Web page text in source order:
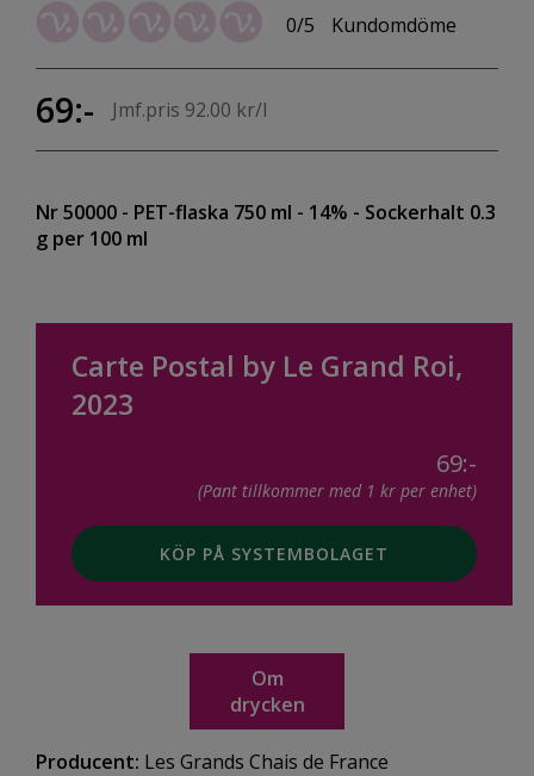
0/5 Kundomdöme
69:- Jmf.pris 92.00 kr/l
Nr 50000 - PET-flaska 750 ml - 14% - Sockerhalt 0.3
g per 100 ml
Carte Postal by Le Grand Roi,
2023
69:-
(Pant tillkommer med 1 kr per enhet)
KÖP PÅ SYSTEMBOLAGET
Om
drycken
Producent: Les Grands Chais de France